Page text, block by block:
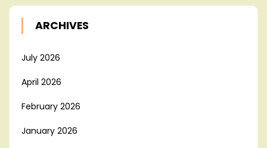
ARCHIVES
July 2026
April 2026
February 2026
January 2026